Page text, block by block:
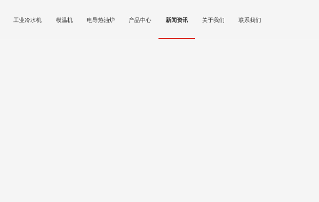
工业冷水机 模温机 电导热油炉 产品中心 新闻资讯 关于我们 联系我们